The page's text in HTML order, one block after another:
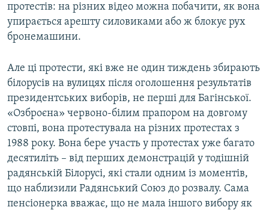
протестів: на різних відео можна побачити, як вона
упирається арешту силовиками або ж блокує рух
бронемашини.
Але ці протести, які вже не один тиждень збирають
білорусів на вулицях після оголошення результатів
президентських виборів, не перші для Багінської.
«Озброєна» червоно-білим прапором на довгому
стовпі, вона протестувала на різних протестах з
1988 року. Вона бере участь у протестах уже багато
десятиліть – від перших демонстрацій у тодішній
радянській Білорусі, які стали одним із моментів,
що наблизили Радянський Союз до розвалу. Сама
пенсіонерка вважає, що не мала іншого вибору як